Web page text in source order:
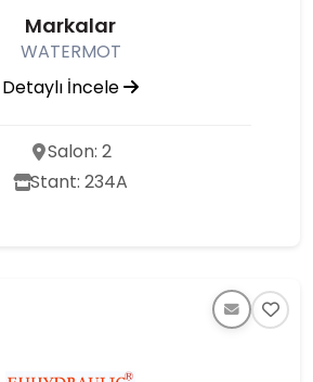
Markalar
WATERMOT
Detaylı İncele
Salon: 2
Stant: 234A